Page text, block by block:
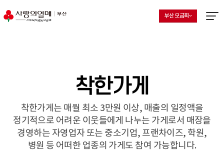
지회 선택 목록 열기
현재 선택된 지회
부산 모금회
착한가게
착한가게는 매월 최소 3만원 이상, 매출의 일정액을
정기적으로 어려운 이웃들에게 나누는 가게로서 매장을
경영하는 자영업자 또는 중소기업, 프랜차이즈, 학원,
병원 등 어떠한 업종의 가게도 참여 가능합니다.